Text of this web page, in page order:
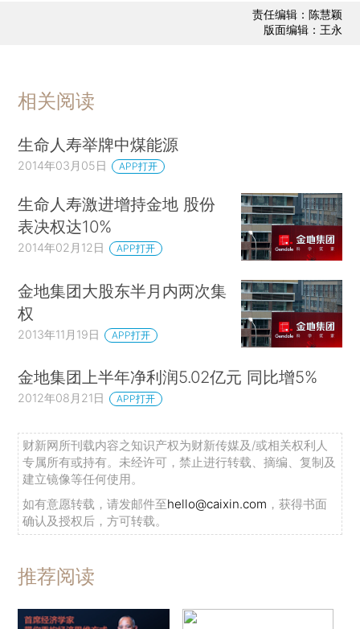
责任编辑：陈慧颖
版面编辑：王永
相关阅读
生命人寿举牌中煤能源
2014年03月05日 APP打开
生命人寿激进增持金地 股份
表决权达10%
2014年02月12日 APP打开
金地集团大股东半月内两次集
权
2013年11月19日 APP打开
金地集团上半年净利润5.02亿元 同比增5%
2012年08月21日 APP打开
财新网所刊载内容之知识产权为财新传媒及/或相关权利人
专属所有或持有。未经许可，禁止进行转载、摘编、复制及
建立镜像等任何使用。
如有意愿转载，请发邮件至hello@caixin.com ，获得书面
确认及授权后，方可转载。
推荐阅读